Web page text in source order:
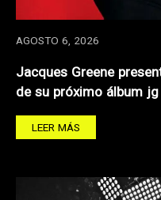
AGOSTO 6, 2026
Jacques Greene
de su próximo álbum jg
LEER MÁS